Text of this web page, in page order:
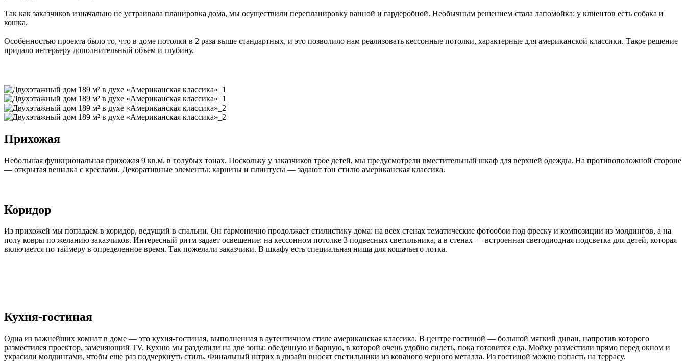
Так как заказчиков изначально не устраивала планировка дома, мы осуществили перепланировку ванной и гардеробной. Необычным решением стала лапомойка: у клиентов есть собака и
кошка.
Особенностью проекта было то, что в доме потолки в 2 раза выше стандартных, и это позволило нам реализовать кессонные потолки, характерные для американской классики. Такое решение
придало интерьеру дополнительный объем и глубину.
Прихожая
Небольшая функциональная прихожая 9 кв.м. в голубых тонах. Поскольку у заказчиков трое детей, мы предусмотрели вместительный шкаф для верхней одежды. На противоположной стороне
— открытая вешалка с креслами. Декоративные элементы: карнизы и плинтусы — задают тон стилю американская классика.
Коридор
Из прихожей мы попадаем в коридор, ведущий в спальни. Он гармонично продолжает стилистику дома: на всех стенах тематические фотообои под фреску и композиции из молдингов, а на
полу ковры по желанию заказчиков. Интересный ритм задает освещение: на кессонном потолке 3 подвесных светильника, а в стенах — встроенная светодиодная подсветка для детей, которая
включается по таймеру в определенное время. Так пожелали заказчики. В шкафу есть специальная ниша для кошачьего лотка.
Кухня-гостиная
Одна из важнейших комнат в доме — это кухня-гостиная, выполненная в аутентичном стиле американская классика. В центре гостиной — большой мягкий диван, напротив которого
разместился проектор, заменяющий TV. Кухню мы разделили на две зоны: обеденную и барную, в которой очень удобно сидеть, пока готовится еда. Мойку разместили прямо перед окном и
украсили молдингами, чтобы еще раз подчеркнуть стиль. Финальный штрих в дизайн вносят светильники из кованого черного металла. Из гостиной можно попасть на террасу.